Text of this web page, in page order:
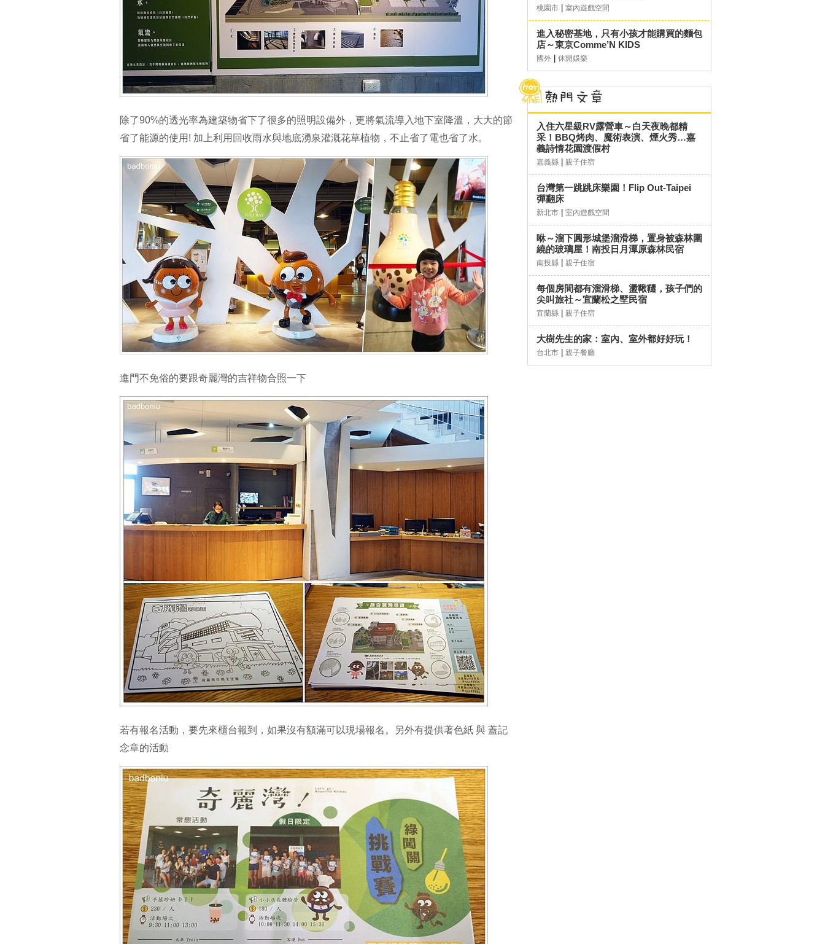
除了90%的透光率為建築物省下了很多的照明設備外，更將氣流導入地下室降溫，大大的節
省了能源的使用! 加上利用回收雨水與地底湧泉灌溉花草植物，不止省了電也省了水。
進門不免俗的要跟奇麗灣的吉祥物合照一下
若有報名活動，要先來櫃台報到，如果沒有額滿可以現場報名。另外有提供著色紙 與 蓋記
念章的活動
桃園市 室內遊戲空間
進入秘密基地，只有小孩才能購買的麵包
店～東京Comme’N KIDS
國外 休閒娛樂
入住六星級RV露營車～白天夜晚都精
采！BBQ烤肉、魔術表演、煙火秀…嘉
義詩情花園渡假村
嘉義縣 親子住宿
台灣第一跳跳床樂園！Flip Out-Taipei
彈翻床
新北市 室內遊戲空間
咻～溜下圓形城堡溜滑梯，置身被森林圍
繞的玻璃屋！南投日月潭原森林民宿
南投縣 親子住宿
每個房間都有溜滑梯、盪鞦韆，孩子們的
尖叫旅社～宜蘭松之墅民宿
宜蘭縣 親子住宿
大樹先生的家：室內、室外都好好玩！
台北市 親子餐廳